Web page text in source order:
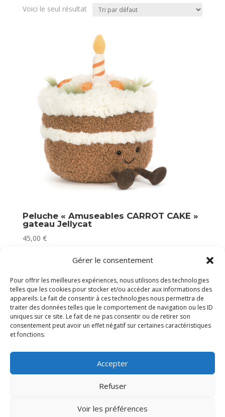
Gérer le consentement
Pour offrir les meilleures expériences, nous utilisons des technologies
telles que les cookies pour stocker et/ou accéder aux informations des
appareils. Le fait de consentir à ces technologies nous permettra de
traiter des données telles que le comportement de navigation ou les ID
uniques sur ce site. Le fait de ne pas consentir ou de retirer son
consentement peut avoir un effet négatif sur certaines caractéristiques
et fonctions.
Accepter
Refuser
Voir les préférences
Voici le seul résultat
Peluche « Amuseables CARROT CAKE »
gateau Jellycat
45,00 €